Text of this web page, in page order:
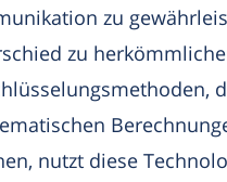
zu
zu
nutzt diese